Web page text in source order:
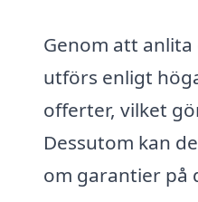
Genom att
utförs enligt
offerter, vilket
Dessutom kan
om garantier på